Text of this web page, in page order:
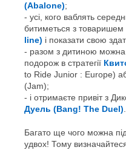
(Abalone);
усі, кого ваблять
битиметься з товаришем
line) і показати свою
разом з дитиною
подорож в стратегії
to Ride Junior : Europe)
(Jam);
і отримаєте привіт з
Дуель (Bang! The Duel).
Багато ще чого можна
удвох! Тому